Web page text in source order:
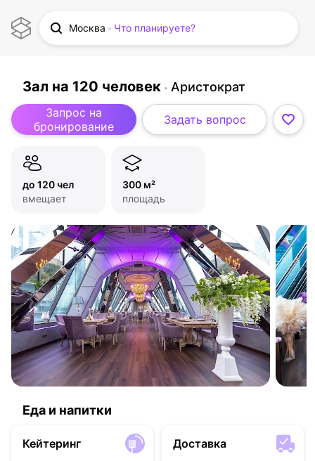
Москва Что планируете?
Зал на 120 человек Аристократ
Запрос на
бронирование
Задать вопрос
до 120 чел
вмещает
300 м²
площадь
Еда и напитки
Кейтеринг
Доставка